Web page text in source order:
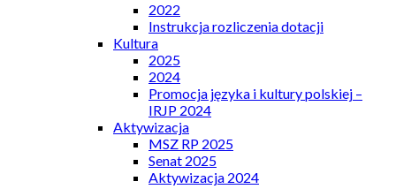
2022
Instrukcja rozliczenia dotacji
Kultura
2025
2024
Promocja języka i kultury polskiej –
IRJP 2024
Aktywizacja
MSZ RP 2025
Senat 2025
Aktywizacja 2024